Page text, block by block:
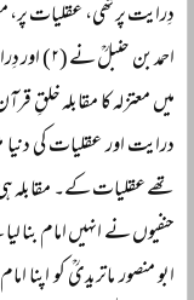
احمد بن
میں معتزلہ کا مقابلہ خلقِ
درایت اور عقلیات کی
تھے عقلیات کے۔ مقابلہ
حنفیوں نے انہیں امام بنا
ابو منصور ماتریدیؒ کو